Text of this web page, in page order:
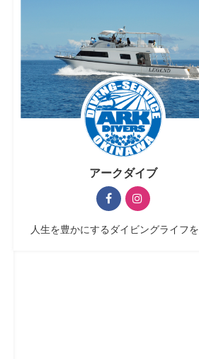
アークダイブ
人生を豊かにするダイビングライフを